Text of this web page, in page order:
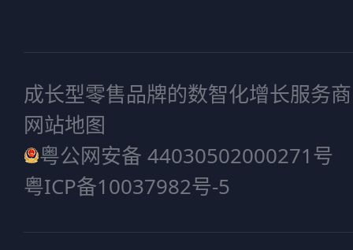
成长型零售品牌的数智化增长服务商
网站地图
粤公网安备 44030502000271号
粤ICP备10037982号-5